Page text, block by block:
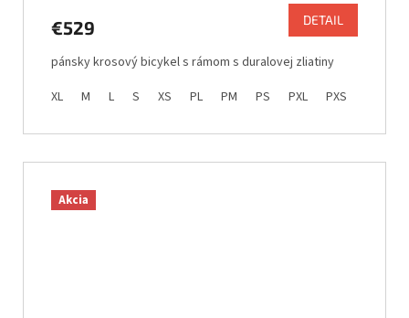
€529 DETAIL
pánsky krosový bicykel s rámom s duralovej zliatiny
XL
M L S XS PL PM PS PXL PXS
Akcia